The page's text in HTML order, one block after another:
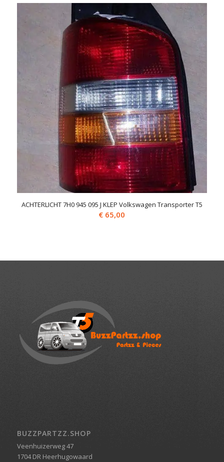
ACHTERLICHT 7H0 945 095 J KLEP Volkswagen Transporter T5
€ 65,00
BUZZPARTZZ.SHOP
Veenhuizerweg 47
1704 DR Heerhugowaard